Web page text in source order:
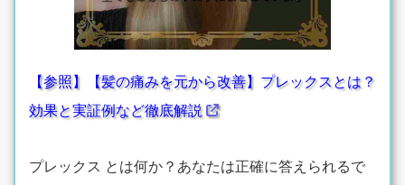
【参照】【髪の痛みを元から改善】プレックスとは？
効果と実証例など徹底解説
プレックス とは何か？あなたは正確に答えられるで